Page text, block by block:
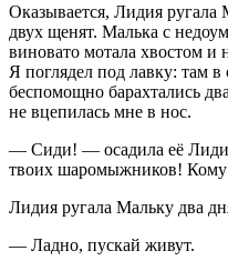
Оказывается, Лидия ругала
двух щенят. Малька с
виновато мотала хвостом и
Я поглядел под лавку: там
беспомощно барахтались
не вцепилась мне в нос.
— Сиди! — осадила её
твоих шаромыжников!
Лидия ругала Мальку два
— Ладно, пускай живут.